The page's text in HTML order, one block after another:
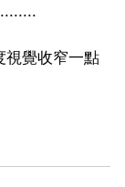
視覺收窄一點